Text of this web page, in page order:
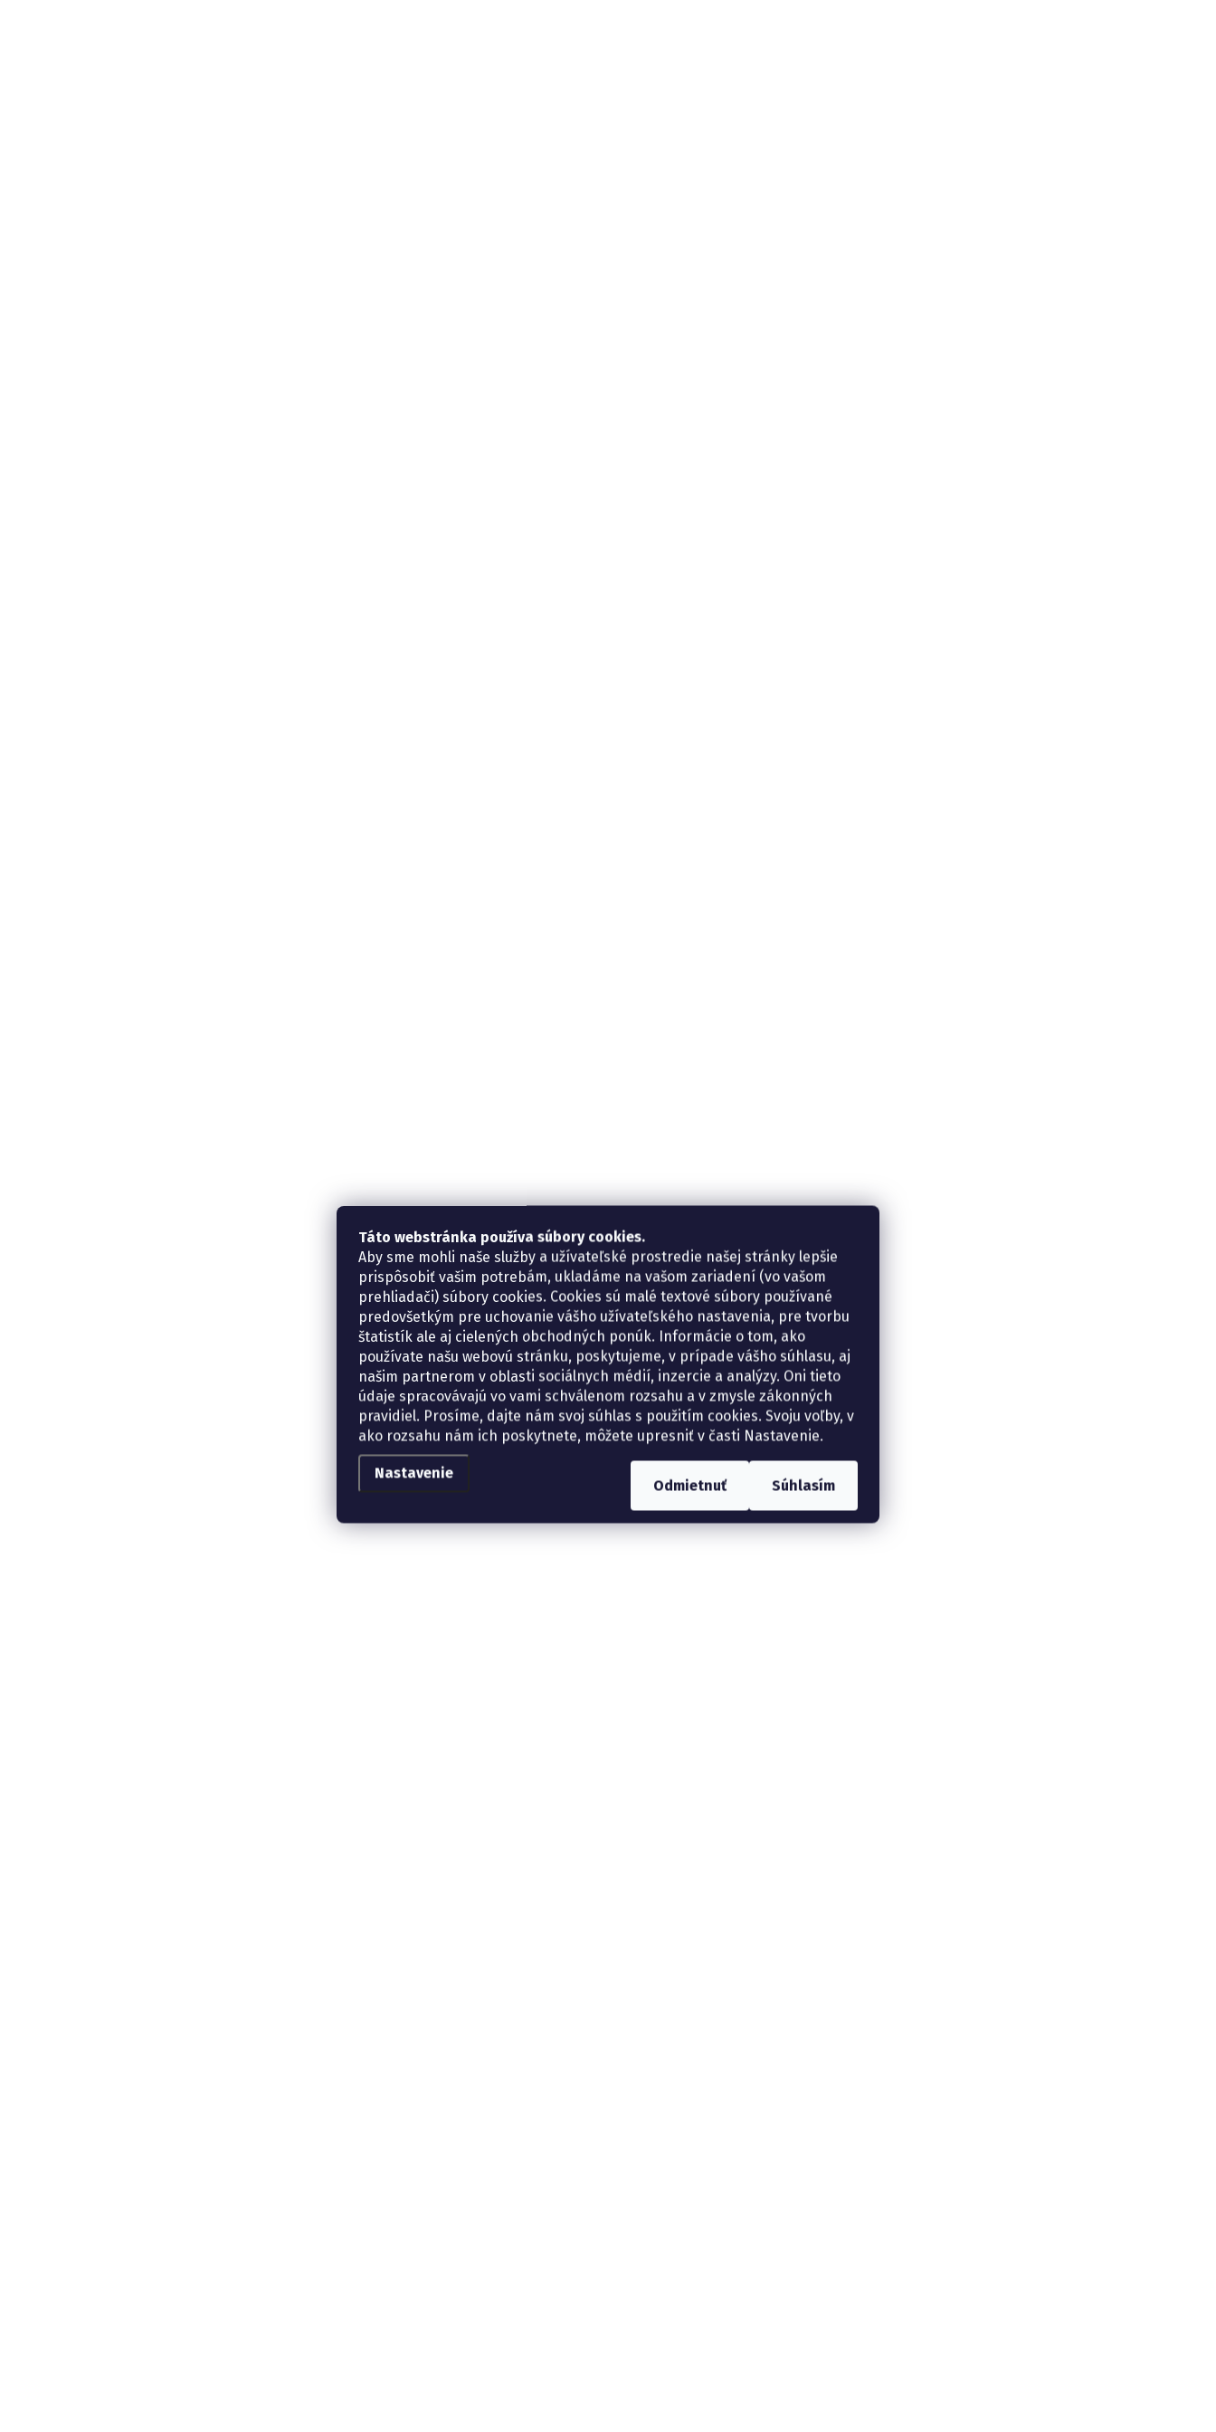
Táto webstránka používa súbory cookies.
Aby sme mohli naše služby a užívateľské prostredie našej stránky lepšie
prispôsobiť vašim potrebám, ukladáme na vašom zariadení (vo vašom
prehliadači) súbory cookies. Cookies sú malé textové súbory používané
predovšetkým pre uchovanie vášho užívateľského nastavenia, pre tvorbu
štatistík ale aj cielených obchodných ponúk. Informácie o tom, ako
používate našu webovú stránku, poskytujeme, v prípade vášho súhlasu, aj
našim partnerom v oblasti sociálnych médií, inzercie a analýzy. Oni tieto
údaje spracovávajú vo vami schválenom rozsahu a v zmysle zákonných
pravidiel. Prosíme, dajte nám svoj súhlas s použitím cookies. Svoju voľby, v
ako rozsahu nám ich poskytnete, môžete upresniť v časti Nastavenie.
Nastavenie
Odmietnuť Súhlasím